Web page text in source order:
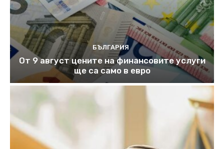
БЪЛГАРИЯ
От 9 август цените на финансовите услуги
ще са само в евро